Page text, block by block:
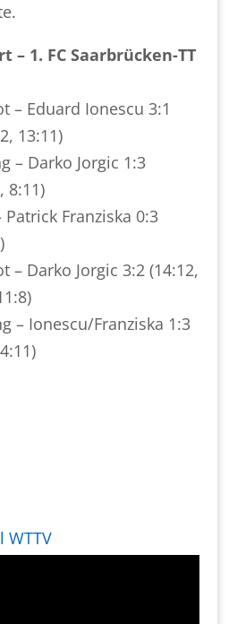
– 1. FC Saarbrücken-TT
– Eduard Ionescu 3:1
13:11)
– Darko Jorgic 1:3
8:11)
Franziska 0:3
– Darko Jorgic 3:2 (14:12,
– Ionescu/Franziska 1:3
WTTV